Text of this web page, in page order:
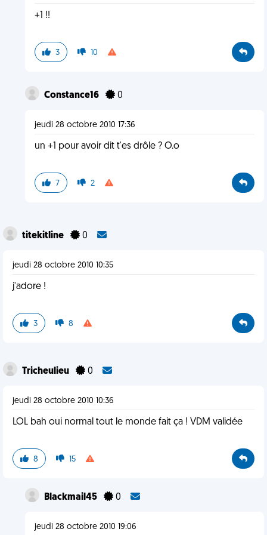
+1 !!
3 10
Constance16 0
jeudi 28 octobre 2010 17:36
un +1 pour avoir dit t'es drôle ? O.o
7 2
titekitline 0
jeudi 28 octobre 2010 10:35
j'adore !
3 8
Tricheulieu 0
jeudi 28 octobre 2010 10:36
LOL bah oui normal tout le monde fait ça ! VDM validée
8 15
Blackmail45 0
jeudi 28 octobre 2010 19:06